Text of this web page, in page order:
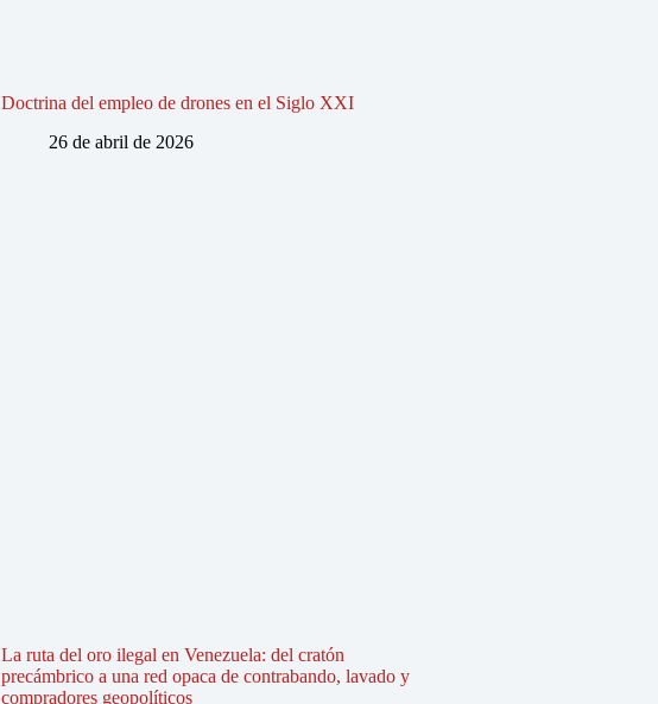
Doctrina del empleo de drones en el Siglo XXI
26 de abril de 2026
La ruta del oro ilegal en Venezuela: del cratón
precámbrico a una red opaca de contrabando, lavado y
compradores geopolíticos